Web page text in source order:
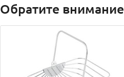
Обратите внимание